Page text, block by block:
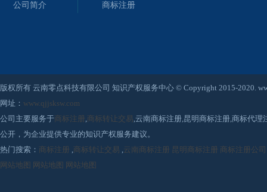
公司简介 商标注册
版权所有 云南零点科技有限公司 知识产权服务中心 © Copyright 2015-2020.
网址： www.qjjsksw.com
公司主要服务于商标注册 ,商标转让交易,云南商标注册,昆明商标注册,商标代
公开，为企业提供专业的知识产权服务建议。
热门搜索： 商标注册 ,商标转让交易 ,云南商标注册 昆明商标注册
商标注册公司
网站地图 网站地图 网站地图